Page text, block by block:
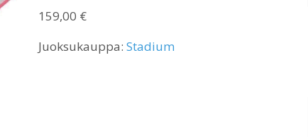
159,00 €
Juoksukauppa: Stadium